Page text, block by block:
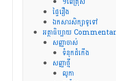
ផ្ទៃរឿង
ឯកសារសិក្សាទូទៅ
អត្ថាធិប្បាយ
សញ្ញាចាស់
ទំនុកដំកើង
សញ្ញាថ្មី
លូកា